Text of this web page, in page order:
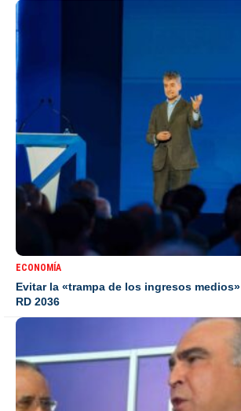
ECONOMÍA
Evitar la «trampa de los ingresos
RD 2036